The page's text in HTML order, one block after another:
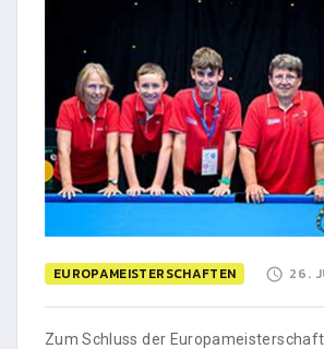
EUROPAMEISTERSCHAFTEN 26.
Zum Schluss der